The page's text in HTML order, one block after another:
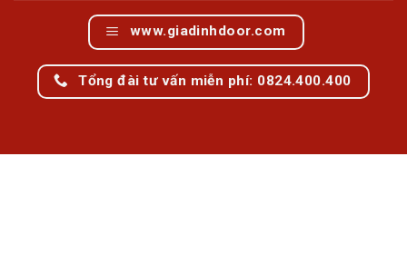
www.giadinhdoor.com
Tổng đài tư vấn miễn phí: 0824.400.400